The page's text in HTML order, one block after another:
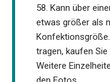
58. Kann über
etwas größer als
tragen, kaufen
Weitere